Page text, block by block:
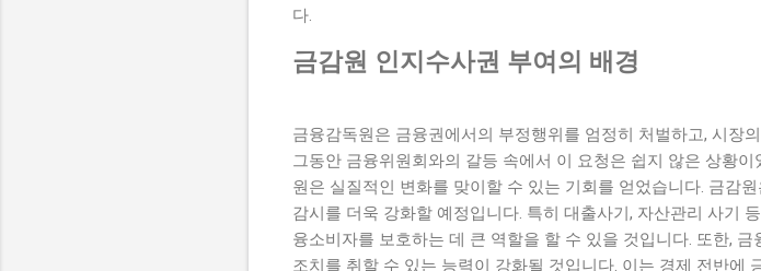
다.
금감원 인지수사권 부여의 배경
금융감독원은 금융권에서의 부정행위를 엄정히 처벌하고, 시장
그동안 금융위원회와의 갈등 속에서 이 요청은 쉽지 않은 상황
원은 실질적인 변화를 맞이할 수 있는 기회를 얻었습니다. 금감
감시를 더욱 강화할 예정입니다. 특히 대출사기, 자산관리 사기
융소비자를 보호하는 데 큰 역할을 할 수 있을 것입니다. 또한,
조치를 취할 수 있는 능력이 강화될 것입니다. 이는 경제 전반에